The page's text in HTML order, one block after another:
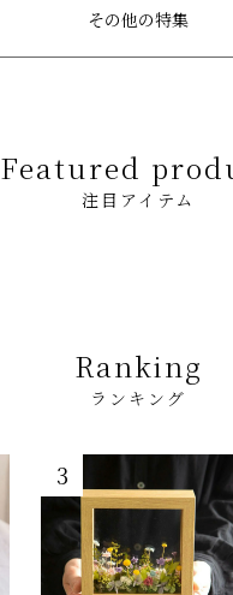
その他の特集
Featured
注目アイテム
Ranking
ランキング